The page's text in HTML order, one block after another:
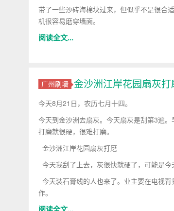
带了一些沙砖海棉块过来，但似乎不是很合
机很容易磨穿墙面。
阅读全文...
广州刷墙 金沙洲江岸花园扇灰打
今天8月21日，农历七月十四。
今天到金沙洲去扇灰。今天扇灰是刮第3遍
打磨就很硬，很难打磨。
金沙洲江岸花园扇灰打磨
今天我刮了上去，灰很快就硬了，可能是
今天装石膏线的人也来了。业主要在电视
作。